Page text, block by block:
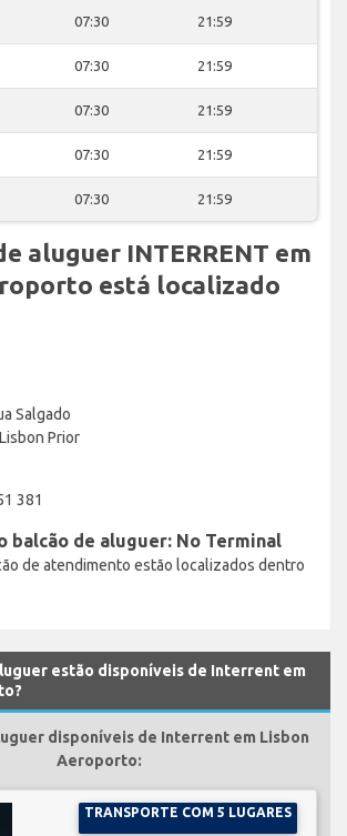
07:30 21:59
07:30 21:59
07:30 21:59
07:30 21:59
07:30 21:59
aluguer INTERRENT em
está localizado
Salgado
Prior
381
balcão de aluguer: No Terminal
de atendimento estão localizados dentro
estão disponíveis de Interrent em
disponíveis de Interrent em Lisbon
Aeroporto:
TRANSPORTE COM 5 LUGARES